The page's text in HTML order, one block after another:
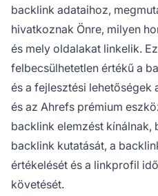
backlink adataihoz,
hivatkoznak Önre, milyen
és mely oldalakat linkelik.
felbecsülhetetlen értékű a
és a fejlesztési lehetőségek
és az Ahrefs prémium
backlink elemzést kínálnak,
backlink kutatását, a
értékelését és a linkprofil
követését.